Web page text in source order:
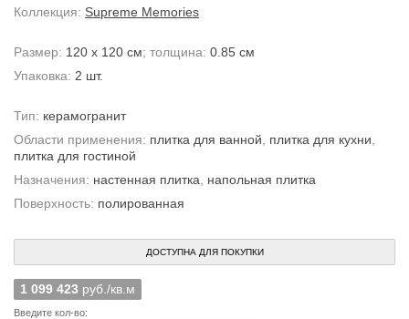
Коллекция: Supreme Memories
Размер: 120 x 120 см; толщина: 0.85 см
Упаковка: 2 шт.
Тип: керамогранит
Области применения: плитка для ванной плитка для кухни
плитка для гостиной
Назначения: настенная плитка
напольная плитка
Поверхность: полированная
ДОСТУПНА ДЛЯ ПОКУПКИ
1 099 423 руб./кв.м
Введите кол-во: